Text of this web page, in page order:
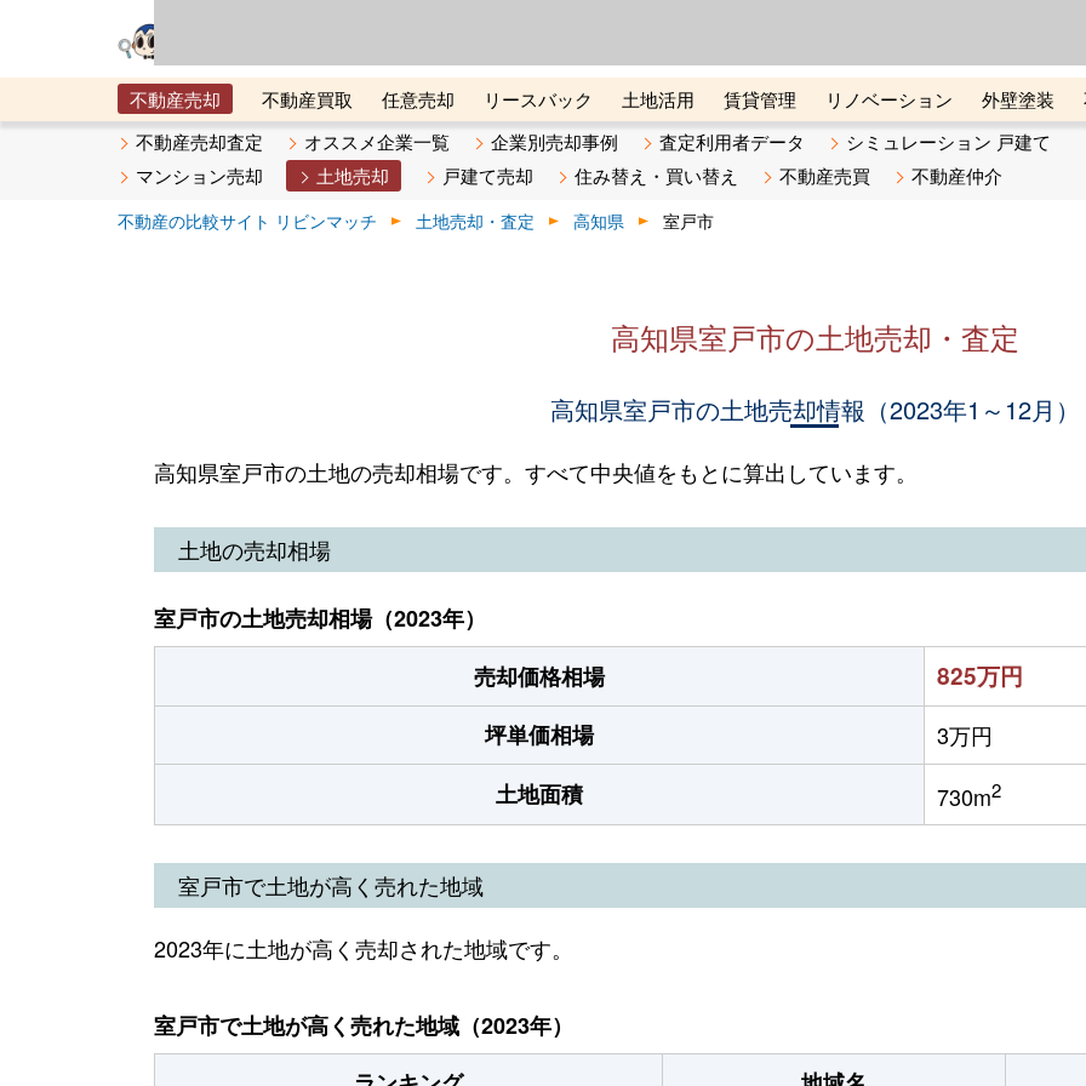
不動産売却 不動産買取 任意売却 リースバック 土地活用 賃貸管理 リノベーション 外壁塗装
メタ住宅展示場
ベスト不動産カンパニー オンライン講座 リビンマガジンBiz 不動産売却ご相談デスク
不動産売却査定 オススメ企業一覧 企業別売却事例 査定利用者データ
シミュレーション 戸建て
マンション売却
土地売却 戸建て売却 住み替え・買い替え 不動産売買 不動産仲介
不動産の比較サイト リビンマッチ 土地売却・査定 高知県 室戸市
高知県室戸市の土地売却・査定
高知県室戸市の土地売却情報（2023年1～12月）
高知県室戸市の土地の売却相場です。すべて中央値をもとに算出しています。
土地の売却相場
室戸市の土地売却相場（2023年）
売却価格相場
825万円
坪単価相場
3万円
土地面積
730m2
室戸市で土地が高く売れた地域
2023年に土地が高く売却された地域です。
室戸市で土地が高く売れた地域（2023年）